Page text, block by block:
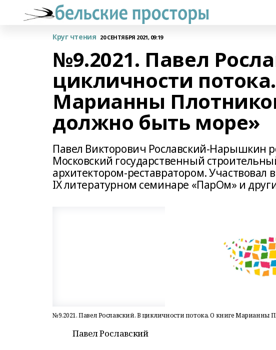
Круг чтения 20 СЕНТЯБРЯ 2021, 09:19
№9.2021. Павел
цикличности
Марианны
должно быть море»
Павел Викторович Рославский-Нарышкин
Московский государственный
архитектором-реставратором. Участвовал
IX литературном семинаре «ПарОм» и
№9.2021. Павел Рославский. В цикличности потока. О книге Марианны
Павел Рославский